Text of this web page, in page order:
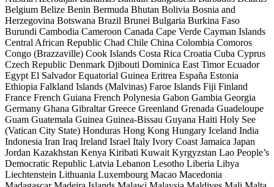
Belgium Belize Benin Bermuda Bhutan Bolivia Bosnia and
Herzegovina Botswana Brazil Brunei Bulgaria Burkina Faso
Burundi Cambodia Cameroon Canada Cape Verde Cayman Islands
Central African Republic Chad Chile China Colombia Comoros
Congo (Brazzaville) Cook Islands Costa Rica Croatia Cuba Cyprus
Czech Republic Denmark Djibouti Dominica East TimorEcuador
Egypt El SalvadorEquatorial Guinea Eritrea España Estonia
Ethiopia Falkland Islands (Malvinas) Faroe Islands Fiji Finland
France French Guiana French Polynesia Gabon Gambia Georgia
Germany Ghana GibraltarGreece Greenland Grenada Guadeloupe
Guam Guatemala Guinea Guinea-Bissau Guyana Haiti Holy See
(Vatican City State) Honduras Hong Kong Hungary Iceland India
Indonesia Iran Iraq Ireland Israel Italy Ivory Coast Jamaica Japan
Jordan Kazakhstan Kenya Kiribati Kuwait Kyrgyzstan Lao People’s
Democratic Republic Latvia Lebanon Lesotho Liberia Libya
Liechtenstein Lithuania Luxembourg Macao Macedonia